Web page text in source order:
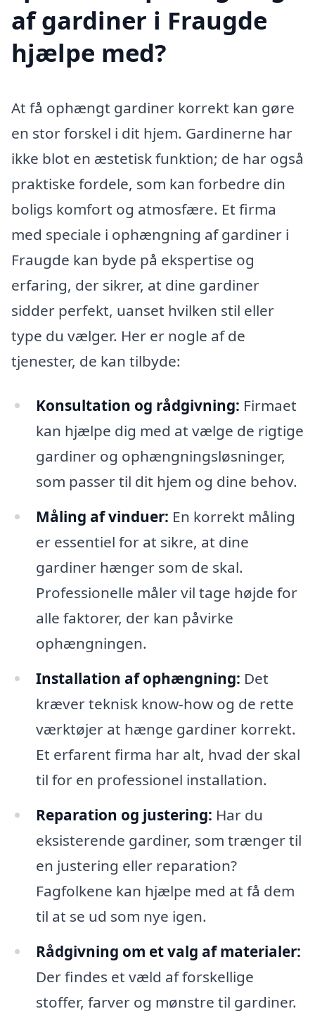
af gardiner i Fraugde
hjælpe med?
At få ophængt gardiner korrekt kan gøre
en stor forskel i dit hjem. Gardinerne har
ikke blot en æstetisk funktion; de har også
praktiske fordele, som kan forbedre din
boligs komfort og atmosfære. Et firma
med speciale i ophængning af gardiner i
Fraugde kan byde på ekspertise og
erfaring, der sikrer, at dine gardiner
sidder perfekt, uanset hvilken stil eller
type du vælger. Her er nogle af de
tjenester, de kan tilbyde:
Konsultation og rådgivning: Firmaet
kan hjælpe dig med at vælge de rigtige
gardiner og ophængningsløsninger,
som passer til dit hjem og dine behov.
Måling af vinduer: En korrekt måling
er essentiel for at sikre, at dine
gardiner hænger som de skal.
Professionelle måler vil tage højde for
alle faktorer, der kan påvirke
ophængningen.
Installation af ophængning: Det
kræver teknisk know-how og de rette
værktøjer at hænge gardiner korrekt.
Et erfarent firma har alt, hvad der skal
til for en professionel installation.
Reparation og justering: Har du
eksisterende gardiner, som trænger til
en justering eller reparation?
Fagfolkene kan hjælpe med at få dem
til at se ud som nye igen.
Rådgivning om et valg af materialer:
Der findes et væld af forskellige
stoffer, farver og mønstre til gardiner.